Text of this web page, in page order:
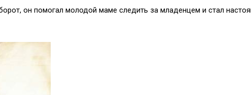
он помогал молодой маме следить за младенцем и стал